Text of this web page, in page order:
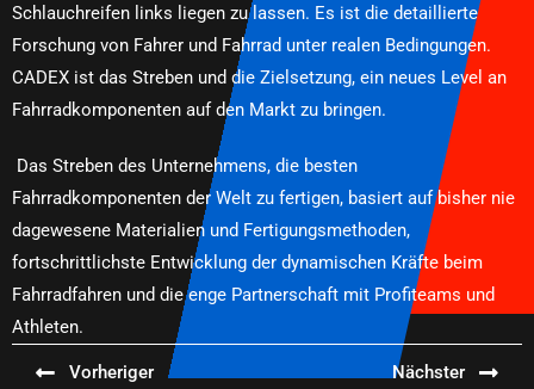
Schlauchreifen links liegen zu lassen. Es ist die detaillierte
Forschung von Fahrer und Fahrrad unter realen Bedingungen.
CADEX ist das Streben und die Zielsetzung, ein neues Level an
Fahrradkomponenten auf den Markt zu bringen.
Das Streben des Unternehmens, die besten
Fahrradkomponenten der Welt zu fertigen, basiert auf bisher nie
dagewesene Materialien und Fertigungsmethoden,
fortschrittlichste Entwicklung der dynamischen Kräfte beim
Fahrradfahren und die enge Partnerschaft mit Profiteams und
Athleten.
Vorheriger Nächster